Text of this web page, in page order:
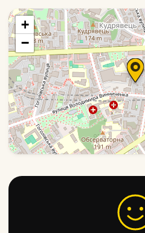
+
−